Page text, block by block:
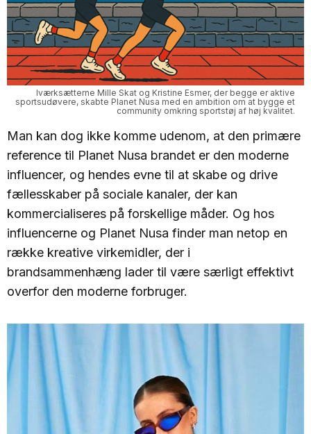
Iværksætterne Mille Skat og Kristine Esmer, der begge er aktive
sportsudøvere, skabte Planet Nusa med en ambition om at bygge et
community omkring sportstøj af høj kvalitet.
Man kan dog ikke komme udenom, at den primære
reference til Planet Nusa brandet er den moderne
influencer, og hendes evne til at skabe og drive
fællesskaber på sociale kanaler, der kan
kommercialiseres på forskellige måder. Og hos
influencerne og Planet Nusa finder man netop en
række kreative virkemidler, der i
brandsammenhæng lader til være særligt effektivt
overfor den moderne forbruger.